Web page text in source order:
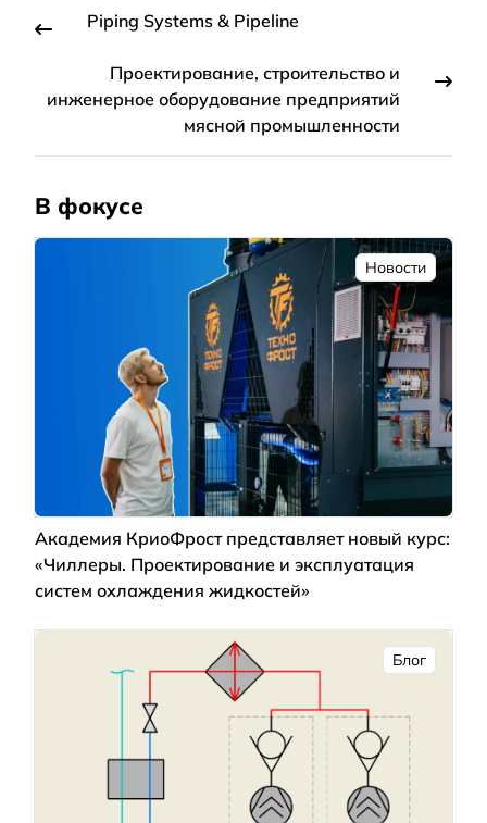
Piping Systems & Pipeline
Проектирование, строительство и
инженерное оборудование предприятий
мясной промышленности
В фокусе
Новости
Академия КриоФрост представляет новый курс:
«Чиллеры. Проектирование и эксплуатация
систем охлаждения жидкостей»
Блог